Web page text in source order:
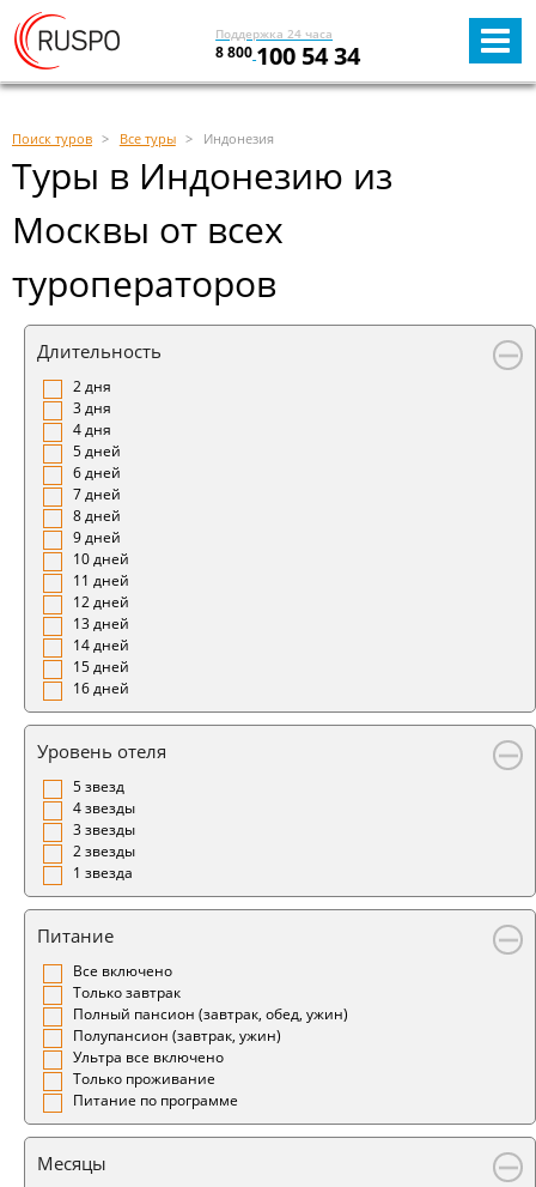
Поддержка 24 часа
8 800 100 54 34
Поиск туров Все туры Индонезия
Туры в Индонезию из
Москвы от всех
туроператоров
Длительность
2 дня
3 дня
4 дня
5 дней
6 дней
7 дней
8 дней
9 дней
10 дней
11 дней
12 дней
13 дней
14 дней
15 дней
16 дней
Уровень отеля
5 звезд
4 звезды
3 звезды
2 звезды
1 звезда
Питание
Все включено
Только завтрак
Полный пансион (завтрак, обед, ужин)
Полупансион (завтрак, ужин)
Ультра все включено
Только проживание
Питание по программе
Месяцы